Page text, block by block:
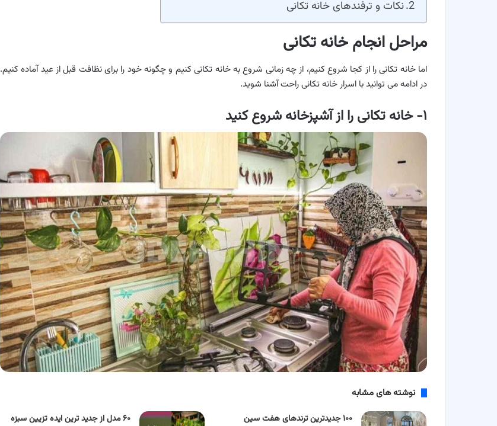
نکات و ترفندهای خانه تکانی
مراحل انجام خانه تکانی
اما خانه تکانی را از کجا شروع کنیم، از چه زمانی شروع به خانه تکانی کنیم و چگونه خود را برای نظافت قبل از عید آماده کنیم.
در ادامه می توانید با اسرار خانه تکانی راحت آشنا شوید.
۱- خانه تکانی را از آشپزخانه شروع کنید
نوشته های مشابه
۱۰۰ جدیدترین ترندهای هفت سین
۶۰ مدل از جدید ترین ایده تزیین سبزه